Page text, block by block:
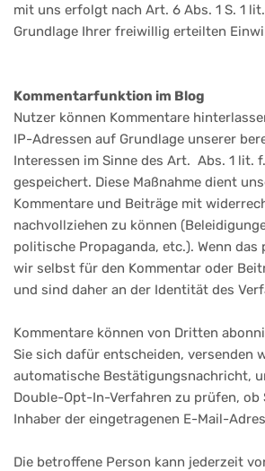
mit uns erfolgt nach Art. 6 Abs. 1 S. 1 lit.
Grundlage Ihrer freiwillig erteilten
Kommentarfunktion im Blog
Nutzer können Kommentare
IP-Adressen auf Grundlage unserer
Interessen im Sinne des Art. Abs. 1 lit. f.
gespeichert. Diese Maßnahme dient
Kommentare und Beiträge mit
nachvollziehen zu können
politische Propaganda, etc.). Wenn das
wir selbst für den Kommentar oder
und sind daher an der Identität des
Kommentare können von Dritten
Sie sich dafür entscheiden, versenden
automatische Bestätigungsnachricht,
Double-Opt-In-Verfahren zu prüfen, ob
Inhaber der eingetragenen E-Mail-
Die betroffene Person kann jederzeit